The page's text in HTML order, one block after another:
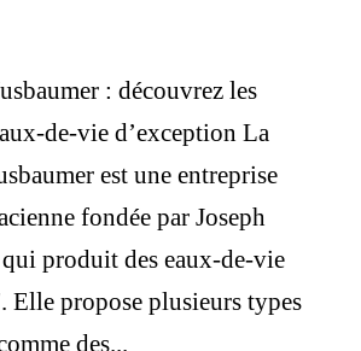
: découvrez les
de-vie d’exception La
est une entreprise
fondée par Joseph
produit des eaux-de-vie
Elle propose plusieurs types
des...